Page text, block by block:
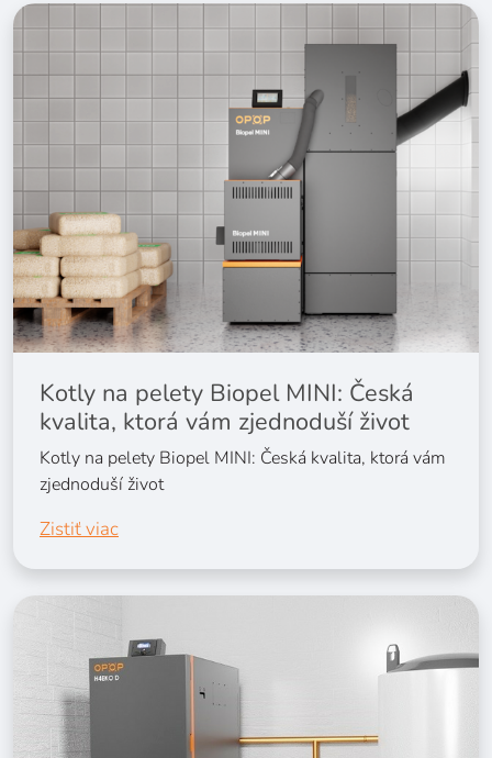
Kotly na pelety Biopel MINI: Česká
kvalita, ktorá vám zjednoduší život
Kotly na pelety Biopel MINI: Česká kvalita, ktorá vám
zjednoduší život
Zistiť viac